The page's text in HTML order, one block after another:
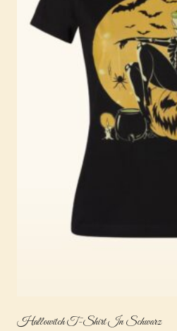
Hallowitch T-Shirt In Schwarz